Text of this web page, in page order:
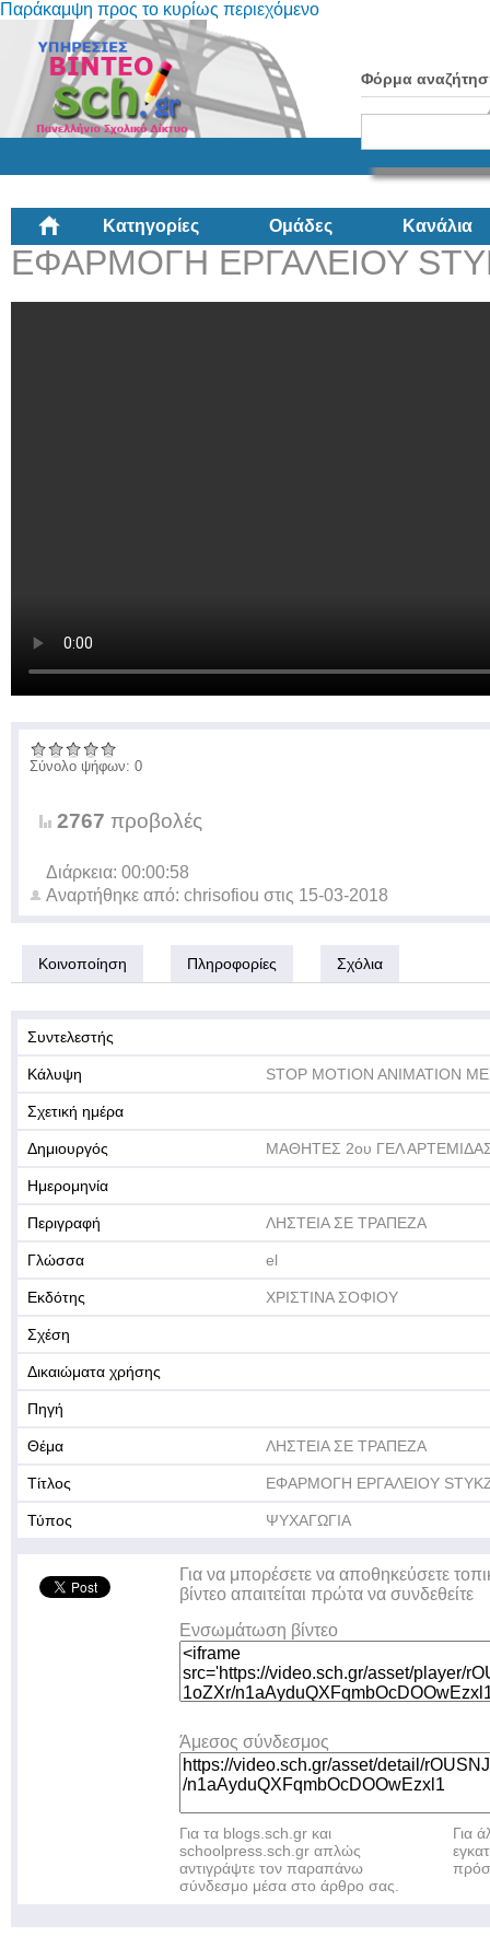
Παράκαμψη προς το κυρίως περιεχόμενο
Φόρμα
Κατηγορίες Ομάδες Κανάλια
ΕΦΑΡΜΟΓΗ ΕΡΓΑΛΕΙΟΥ
Σύνολο ψήφων: 0
2767 προβολές
Διάρκεια: 00:00:58
Αναρτήθηκε από: chrisofiou στις 15-03-2018
Κοινοποίηση Πληροφορίες Σχόλια
Συντελεστής
Κάλυψη STOP MOTION ANIMATION
Σχετική ημέρα
Δημιουργός ΜΑΘΗΤΕΣ 2ου ΓΕΛ
Ημερομηνία
Περιγραφή ΛΗΣΤΕΙΑ ΣΕ ΤΡΑΠΕΖΑ
Γλώσσα el
Εκδότης ΧΡΙΣΤΙΝΑ ΣΟΦΙΟΥ
Σχέση
Δικαιώματα χρήσης
Πηγή
Θέμα ΛΗΣΤΕΙΑ ΣΕ ΤΡΑΠΕΖΑ
Τίτλος ΕΦΑΡΜΟΓΗ ΕΡΓΑΛΕΙΟΥ
Τύπος ΨΥΧΑΓΩΓΙΑ
Για να μπορέσετε να αποθηκεύσετε
βίντεο απαιτείται πρώτα να συνδεθείτε
Ενσωμάτωση βίντεο
Άμεσος σύνδεσμος
Για τα blogs.sch.gr και
schoolpress.sch.gr απλώς
αντιγράψτε τον παραπάνω
σύνδεσμο μέσα στο άρθρο σας.
Για